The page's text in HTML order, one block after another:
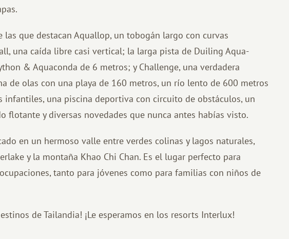
las que destacan Aquallop, un tobogán largo con curvas
una caída libre casi vertical; la larga pista de Duiling Aqua-
& Aquaconda de 6 metros; y Challenge, una verdadera
de olas con una playa de 160 metros, un río lento de 600 metros
infantiles, una piscina deportiva con circuito de obstáculos, un
flotante y diversas novedades que nunca antes habías visto.
en un hermoso valle entre verdes colinas y lagos naturales,
y la montaña Khao Chi Chan. Es el lugar perfecto para
tanto para jóvenes como para familias con niños de
de Tailandia! ¡Le esperamos en los resorts Interlux!